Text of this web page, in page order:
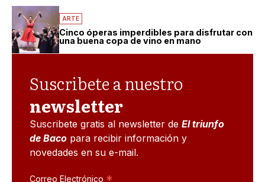
ARTE
Cinco óperas imperdibles para disfrutar con
una buena copa de vino en mano
Suscribete a nuestro
newsletter
Suscribete gratis al newsletter de El triunfo
de Baco para recibir información y
novedades en su e-mail.
Correo Electrónico